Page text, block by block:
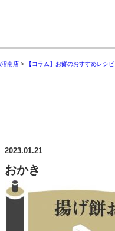
沼南店 > 【コラム】お餅のおすすめレシピ
2023.01.21
おかき